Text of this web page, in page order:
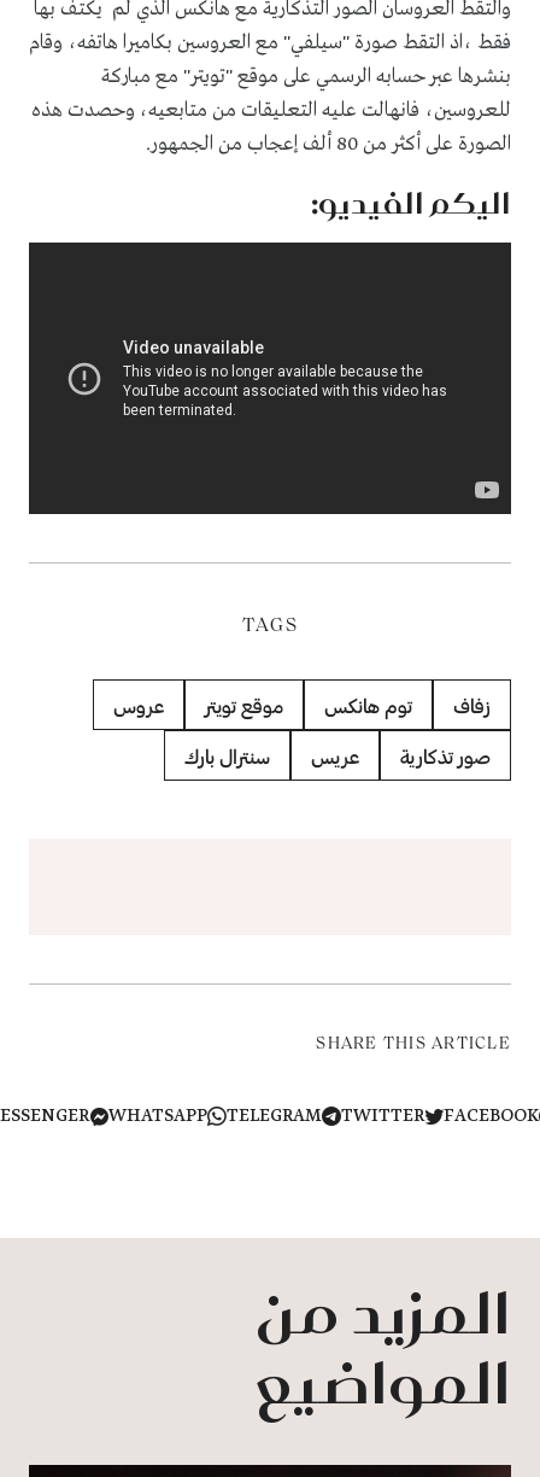
والتقط العروسان الصور التذكارية مع هانكس الذي لم يكتف بها
فقط ،اذ التقط صورة "سيلفي" مع العروسين بكاميرا هاتفه، وقام
بنشرها عبر حسابه الرسمي على موقع "تويتر" مع مباركة
للعروسين، فانهالت عليه التعليقات من متابعيه، وحصدت هذه
الصورة على أكثر من 80 ألف إعجاب من الجمهور.
اليكم الفيديو:
TAGS
زفاف توم هانكس موقع تويتر عروس
صور تذكارية عريس سنترال بارك
SHARE THIS ARTICLE
TWITTER
TELEGRAM
WHATSAPP
MESSENGER
المزيد من
المواضيع